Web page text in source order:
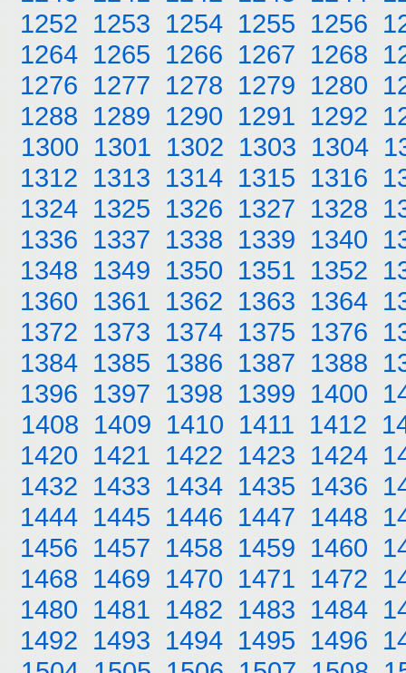
1252 1253 1254 1255 1256
1264 1265 1266 1267 1268
1276 1277 1278 1279 1280
1288 1289 1290 1291 1292
1300 1301 1302 1303 1304
1312 1313 1314 1315 1316
1324 1325 1326 1327 1328
1336 1337 1338 1339 1340
1348 1349 1350 1351 1352
1360 1361 1362 1363 1364
1372 1373 1374 1375 1376
1384 1385 1386 1387 1388
1396 1397 1398 1399 1400
1408 1409 1410 1411 1412
1420 1421 1422 1423 1424
1432 1433 1434 1435 1436
1444 1445 1446 1447 1448
1456 1457 1458 1459 1460
1468 1469 1470 1471 1472
1480 1481 1482 1483 1484
1492 1493 1494 1495 1496